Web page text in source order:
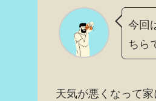
今回
ちら
天気が悪くなって